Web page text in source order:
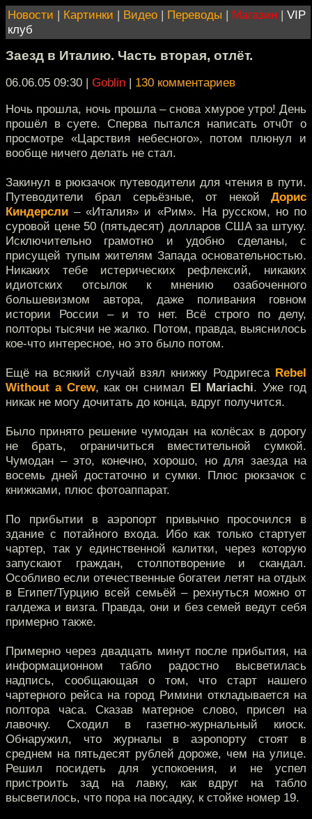
Новости | Картинки | Видео | Переводы | Магазин | VIP
клуб
Заезд в Италию. Часть вторая, отлёт.
06.06.05 09:30 | Goblin | 130 комментариев
Ночь прошла, ночь прошла – снова хмурое утро! День
прошёл в суете. Сперва пытался написать отч0т о
просмотре «Царствия небесного», потом плюнул и
вообще ничего делать не стал.
Закинул в рюкзачок путеводители для чтения в пути.
Путеводители брал серьёзные, от некой Дорис
Киндерсли– «Италия» и «Рим». На русском, но по
суровой цене 50 (пятьдесят) долларов США за штуку.
Исключительно грамотно и удобно сделаны, с
присущей тупым жителям Запада основательностью.
Никаких тебе истерических рефлексий, никаких
идиотских отсылок к мнению озабоченного
большевизмом автора, даже поливания говном
истории России – и то нет. Всё строго по делу,
полторы тысячи не жалко. Потом, правда, выяснилось
кое-что интересное, но это было потом.
Ещё на всякий случай взял книжку Родригеса Rebel
Without a Crew, как он снимал El Mariachi. Уже год
никак не могу дочитать до конца, вдруг получится.
Было принято решение чумодан на колёсах в дорогу
не брать, ограничиться вместительной сумкой.
Чумодан – это, конечно, хорошо, но для заезда на
восемь дней достаточно и сумки. Плюс рюкзачок с
книжками, плюс фотоаппарат.
По прибытии в аэропорт привычно просочился в
здание с потайного входа. Ибо как только стартует
чартер, так у единственной калитки, через которую
запускают граждан, столпотворение и скандал.
Особливо если отечественные богатеи летят на отдых
в Египет/Турцию всей семьёй – рехнуться можно от
галдежа и визга. Правда, они и без семей ведут себя
примерно также.
Примерно через двадцать минут после прибытия, на
информационном табло радостно высветилась
надпись, сообщающая о том, что старт нашего
чартерного рейса на город Римини откладывается на
полтора часа. Сказав матерное слово, присел на
лавочку. Сходил в газетно-журнальный киоск.
Обнаружил, что журналы в аэропорту стоят в
среднем на пятьдесят рублей дороже, чем на улице.
Решил посидеть для успокоения, и не успел
пристроить зад на лавку, как вдруг на табло
высветилось, что пора на посадку, к стойке номер 19.